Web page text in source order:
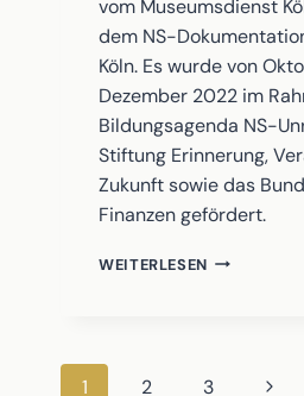
vom Museumsdienst
dem NS-
Köln. Es wurde von
Dezember 2022 im
Bildungsagenda NS-
Stiftung Erinnerung,
Zukunft sowie das
Finanzen gefördert.
WEITERLESEN SICHTBAR
1 2 3